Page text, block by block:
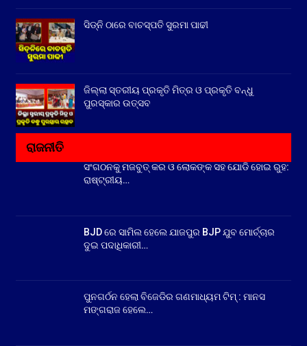
ସିଡ୍‌ନି ଠାରେ ବାଚସ୍ପତି ସୁରମା ପାଢୀ
ଜିଲ୍ଲା ସ୍ତରୀୟ ପ୍ରକୃତି ମିତ୍ର ଓ ପ୍ରକୃତି ବନ୍ଧୁ
ପୁରସ୍କାର ଉତ୍ସବ
ରାଜନୀତି
ସଂଗଠନକୁ ମଜବୁତ୍ କର ଓ ଲୋକଙ୍କ ସହ ଯୋଡି ହୋଇ ରୁହ:
ରାଷ୍ଟ୍ରୀୟ…
BJD ରେ ସାମିଲ ହେଲେ ଯାଜପୁର BJP ଯୁବ ମୋର୍ଚ୍ଚାର
ଦୁଇ ପଦାଧିକାରୀ…
ପୁନଗର୍ଠନ ହେଲା ବିଜେଡିର ଗଣମାଧ୍ୟମ ଟିମ୍ : ମାନସ
ମଙ୍ଗରାଜ ହେଲେ…